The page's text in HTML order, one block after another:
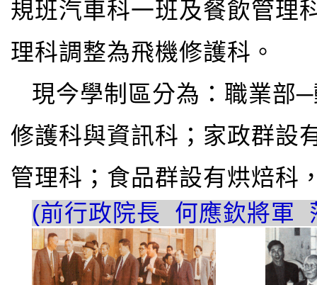
規班汽車科一班及餐飲管理
理科調整為飛機修護科。
現今學制區分為：職業部
修護科與資訊科；家政群設
管理科；食品群設有烘焙科
(前行政院長 何應欽將軍